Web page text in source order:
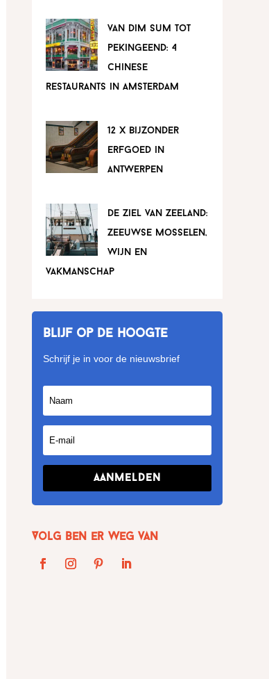
van dim sum tot
pekingeend: 4
chinese
restaurants in amsterdam
12 x bijzonder
erfgoed in
antwerpen
de ziel van zeeland:
zeeuwse mosselen,
wijn en
vakmanschap
Blijf op de hoogte
Schrijf je in voor de nieuwsbrief
Aanmelden
Volg Ben er weg van